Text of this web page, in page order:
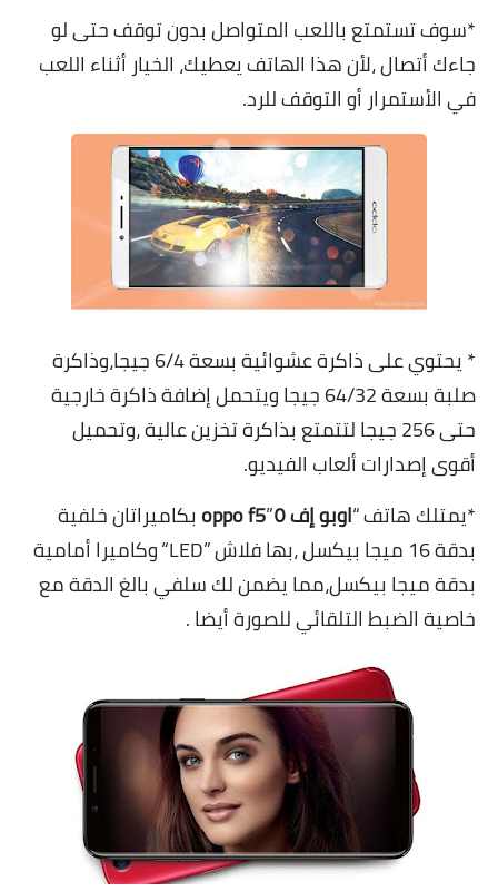
*سوف تستمتع باللعب المتواصل بدون توقف حتى لو
جاءك أتصال ،لأن ھذا الھاتف يعطيك، الخيار أثناء اللعب
في الأستمرار أو التوقف للرد.
* يحتوي على ذاكرة عشوائية بسعة 6/4 جيجا،وذاكرة
صلبة بسعة
جيجا ويتحمل إضافة ذاكرة خارجية
حتى 256 جيجا لتتمتع بذاكرة تخزين عالية ،وتحميل
أقوى إصدارات ألعاب الفيديو.
*يمتلك ھاتف “اوبو إف ٥ ”
oppo f5 بكاميراتان خلفية
بدقة 16 ميجا بيكسل ،بھا فلاش ”LED“ وكاميرا أمامية
بدقة ميجا بيكسل،مما يضمن لك سلفي بالغ الدقة مع
خاصية الضبط التلقائي للصورة أيضا .